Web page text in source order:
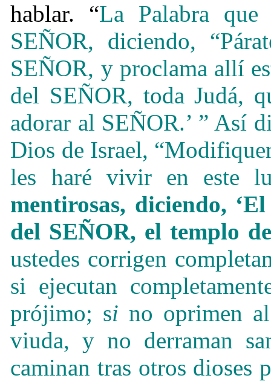
hablar. “La Palabra
SEÑOR, diciendo,
SEÑOR, y proclama allí
del SEÑOR, toda Judá,
adorar al SEÑOR.’ ” Así
Dios de Israel,
les haré vivir en este
mentirosas, diciendo,
del SEÑOR, el templo
ustedes corrigen
si ejecutan
prójimo; sino oprimen
viuda, y no derraman
caminan tras otros dioses